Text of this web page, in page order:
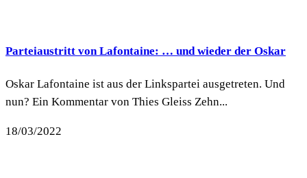
Parteiaustritt von Lafontaine: … und wieder der Oskar
Oskar Lafontaine ist aus der Linkspartei ausgetreten. Und
nun? Ein Kommentar von Thies Gleiss Zehn...
18/03/2022